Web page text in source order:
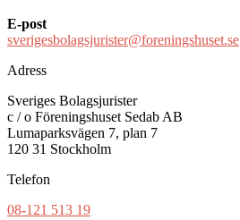
E-post
sverigesbolagsjurister@foreningshuset.se
Adress
Sveriges Bolagsjurister
c / o Föreningshuset Sedab AB
Lumaparksvägen 7, plan 7
120 31 Stockholm
Telefon
08-121 513 19